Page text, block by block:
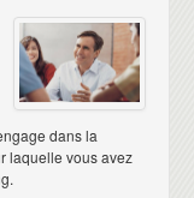
dans la
laquelle vous avez